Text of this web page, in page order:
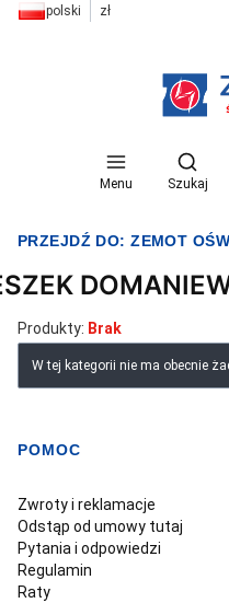
polski zł
Menu Szukaj
PRZEJDŹ DO:ZEMOT OŚWIETLENIE I
Produkty: Brak
Lista produktów
W tej kategorii nie ma obecnie
Linki w stopce
POMOC
Zwroty i reklamacje
Odstąp od umowy tutaj
Pytania i odpowiedzi
Regulamin
Raty